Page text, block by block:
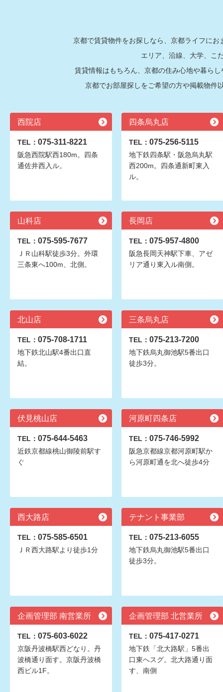
京都で賃貸物件をお探しなら、京都ライフに
エリア、沿線、大学、こ
賃貸情報はもちろん、京都の住み心地や暮ら
京都でお部屋探しをご希望の方や掲載物件
西院店
TEL： 075-311-8221
阪急西院駅西180m。四条
通佐井西入ル。
四条烏丸店
TEL： 075-256-5115
地下鉄四条駅・阪急烏丸駅
西200m。四条通新町東入
ル。
山科店
TEL： 075-595-7677
ＪＲ山科駅徒歩3分。外環
三条東へ100m、北側。
長岡店
TEL： 075-957-4800
阪急長岡天神駅下車、アゼ
リア通り東入ル南側。
北山店
TEL： 075-708-1711
地下鉄北山駅4番出口直
結。
三条烏丸店
TEL： 075-213-7200
地下鉄烏丸御池駅5番出口
徒歩3分。
伏見桃山店
TEL： 075-644-5463
近鉄京都線桃山御陵前駅す
ぐ
河原町四条店
TEL： 075-746-5992
阪急京都線京都河原町駅か
ら河原町通を北へ徒歩4分
西大路店
TEL： 075-585-6501
ＪＲ西大路駅より徒歩1分
テナント事業部
TEL： 075-213-6055
地下鉄烏丸御池駅5番出口
徒歩3分。
企画管理部 南営業所
TEL： 075-603-6022
京阪丹波橋駅西どなり。丹
波橋通り面す。京阪丹波橋
西ビル1F。
企画管理部 北営業所
TEL： 075-417-0271
地下鉄「北大路駅」5番出
口東へスグ。北大路通り面
す、南側